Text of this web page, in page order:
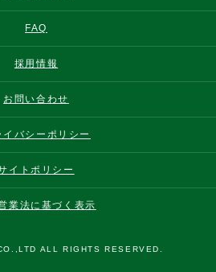
FAQ
採用情報
お問い合わせ
イバシーポリシー
イトポリシー
業法に基づく表示
ALL RIGHTS RESERVED.